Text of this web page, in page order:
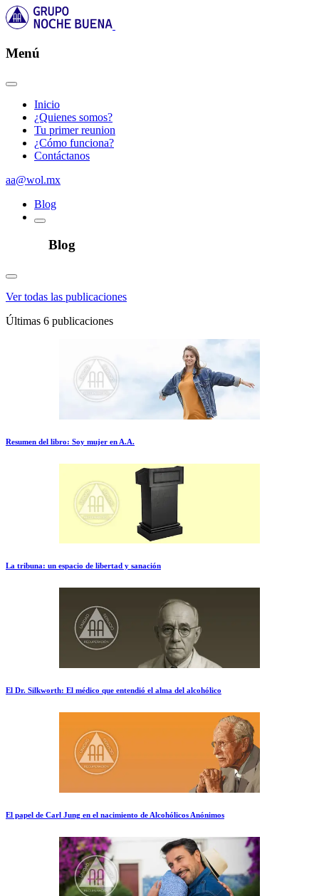
Menú
Inicio
¿Quienes somos?
Tu primer reunion
¿Cómo funciona?
Contáctanos
aa@wol.mx
Blog
Blog
Ver todas las publicaciones
Últimas 6 publicaciones
Resumen del libro: Soy mujer en A.A.
La tribuna: un espacio de libertad y sanación
El Dr. Silkworth: El médico que entendió el alma del alcohólico
El papel de Carl Jung en el nacimiento de Alcohólicos Anónimos